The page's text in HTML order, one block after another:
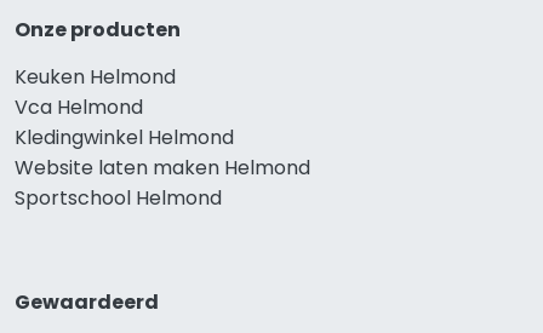
Onze producten
Keuken Helmond
Vca Helmond
Kledingwinkel Helmond
Website laten maken Helmond
Sportschool Helmond
Gewaardeerd